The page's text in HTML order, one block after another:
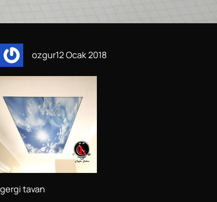
ozgur12 Ocak 2018
gergi tavan